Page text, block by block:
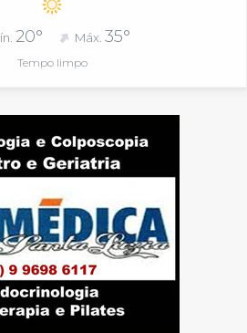
20° Máx.35°
Tempo limpo